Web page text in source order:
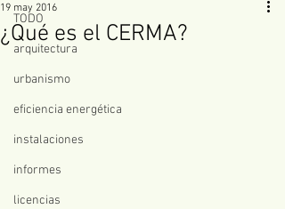
TODO
arquitectura
urbanismo
eficiencia energética
instalaciones
informes
licencias
¿Qué es el CERMA?
19 may 2016